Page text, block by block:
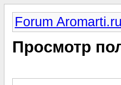
Forum Aromarti.ru
Просмотр